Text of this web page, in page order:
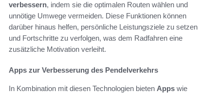
verbessern, indem sie die optimalen Routen wählen und
unnötige Umwege vermeiden. Diese Funktionen können
darüber hinaus helfen, persönliche Leistungsziele zu setzen
und Fortschritte zu verfolgen, was dem Radfahren eine
zusätzliche Motivation verleiht.
Apps zur Verbesserung des Pendelverkehrs
In Kombination mit diesen Technologien bieten Apps wie